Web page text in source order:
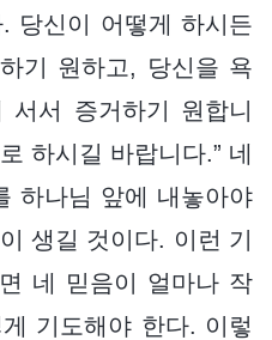
당신이 어떻게 하시든
기 원하고, 당신을 욕
서 증거하기 원합니
하시길 바랍니다.” 네
하나님 앞에 내놓아야
생길 것이다. 이런 기
네 믿음이 얼마나 작
기도해야 한다. 이렇